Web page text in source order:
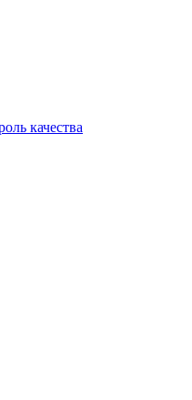
качества